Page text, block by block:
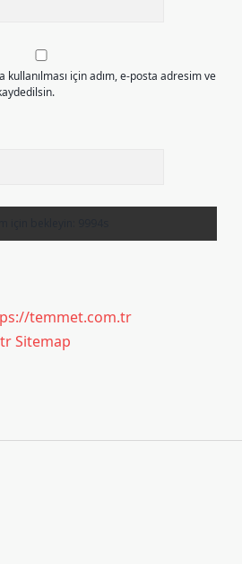
için adım, e-posta adresim ve
temmet.com.tr
Sitemap